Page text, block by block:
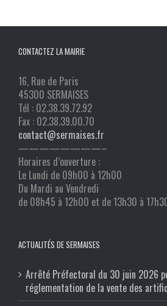
CONTACTEZ LA MAIRIE
16, Rue de Paris
45300 SERMAISES
Tél : 02.38.39.72.92
Fax : 02.38.39.00.70
contact@sermaises.fr
————————–
Horaires d’ouverture :
Le Lundi de 09h00 à 12h00
Du Mardi au Vendredi
de 08h45 à 12h00 et de 13h30 à
ACTUALITÉS DE SERMAISES
Arrêté Préfectoral du 30 juin 2026
réglementation de la vente des